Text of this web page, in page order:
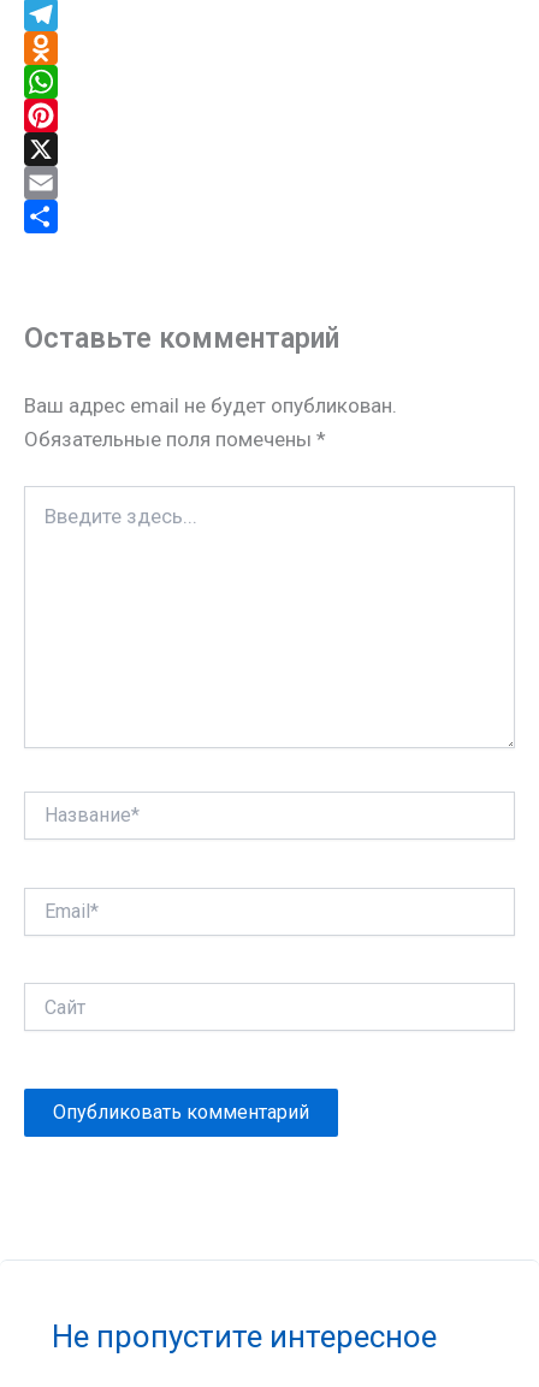
V
KT
e
l
e
g
r
O
d
n
o
k
s
i
k
i
W
h
a
t
p
P
n
e
t
X
E
lр
в
и
т
Оставьте комментарий
Ваш адрес email не будет опубликован.
Обязательные поля помечены *
здесь...
Не пропустите интересное